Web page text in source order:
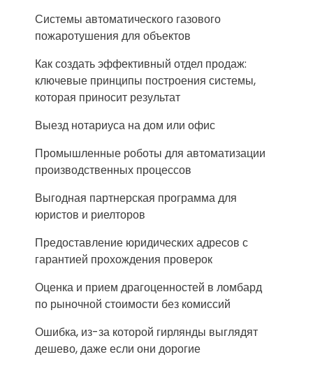
Системы автоматического газового
пожаротушения для объектов
Как создать эффективный отдел продаж:
ключевые принципы построения системы,
которая приносит результат
Выезд нотариуса на дом или офис
Промышленные роботы для автоматизации
производственных процессов
Выгодная партнерская программа для
юристов и риелторов
Предоставление юридических адресов с
гарантией прохождения проверок
Оценка и прием драгоценностей в ломбард
по рыночной стоимости без комиссий
Ошибка, из-за которой гирлянды выглядят
дешево, даже если они дорогие